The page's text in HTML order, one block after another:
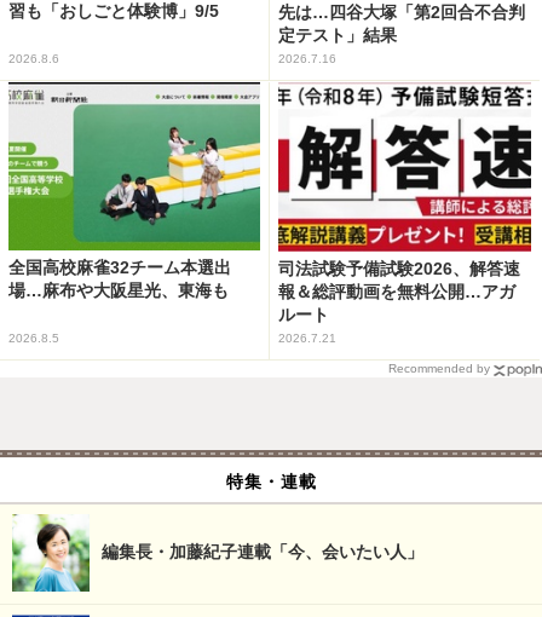
習も「おしごと体験博」9/5
2026.8.6
先は…四谷大塚「第2回合不合判
定テスト」結果
2026.7.16
全国高校麻雀32チーム本選出
場…麻布や大阪星光、東海も
2026.8.5
司法試験予備試験2026、解答速
報＆総評動画を無料公開…アガ
ルート
2026.7.21
Recommended by
特集・連載
編集長・加藤紀子連載「今、会いたい人」